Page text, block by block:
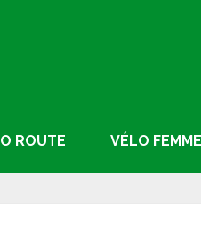
ROUTE VÉLO FEMME